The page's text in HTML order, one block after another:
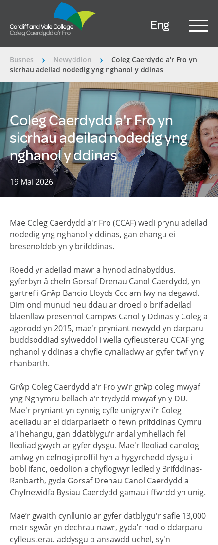
Eng
Busnes
â€º
Newyddion
â€º
Coleg Caerdydd a'r Fro yn
sicrhau adeilad nodedig yng nghanol y ddinas
Coleg Caerdydd a'r Fro yn
sicrhau adeilad nodedig yng
nghanol y ddinas
19 Mai 2026
Mae Coleg Caerdydd a'r Fro (CCAF) wedi prynu adeilad
nodedig yng nghanol y ddinas, gan ehangu ei
bresenoldeb yn y brifddinas.
Roedd yr adeilad mawr a hynod adnabyddus,
gyferbyn â chefn Gorsaf Drenau Canol Caerdydd, yn
gartref i Grŵp Bancio Lloyds Ccc am fwy na degawd.
Dim ond munud neu ddau ar droed o brif adeilad
blaenllaw presennol Campws Canol y Ddinas y Coleg a
agorodd yn 2015, mae'r pryniant newydd yn darparu
buddsoddiad sylweddol i wella cyfleusterau CCAF yng
nghanol y ddinas a chyfle cynaliadwy ar gyfer twf yn y
rhanbarth.
Grŵp Coleg Caerdydd a'r Fro yw'r grŵp coleg mwyaf
yng Nghymru bellach a'r trydydd mwyaf yn y DU.
Mae'r pryniant yn cynnig cyfle unigryw i'r Coleg
adeiladu ar ei ddarpariaeth o fewn prifddinas Cymru
a'i hehangu, gan ddatblygu'r ardal ymhellach fel
lleoliad gwych ar gyfer dysgu. Mae'r lleoliad canolog
amlwg yn cefnogi proffil hyn a hygyrchedd dysgu i
bobl ifanc, oedolion a chyflogwyr ledled y Brifddinas-
Ranbarth, gyda Gorsaf Drenau Canol Caerdydd a
Chyfnewidfa Bysiau Caerdydd gamau i ffwrdd yn unig.
Mae’r gwaith cynllunio ar gyfer datblygu'r safle 13,000
metr sgwâr yn dechrau nawr, gyda'r nod o ddarparu
cyfleusterau addysgu o ansawdd uchel, sy'n